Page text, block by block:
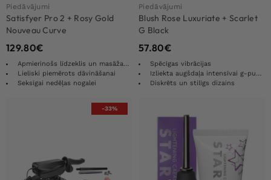
Piedāvājumi
Satisfyer Pro 2 + Rosy Gold
Nouveau Curve
129.80€
Apmierinošs līdzeklis un masāžas zizlis
Lieliski piemērots dāvināšanai
Seksīgai nedēļas nogalei
Piedāvājumi
Blush Rose Luxuriate + Scarlet
G Black
57.80€
Spēcīgas vibrācijas
Izliekta augšdaļa intensīvai g-punkta stimulācijai
Diskrēts un stilīgs dizains
-33%